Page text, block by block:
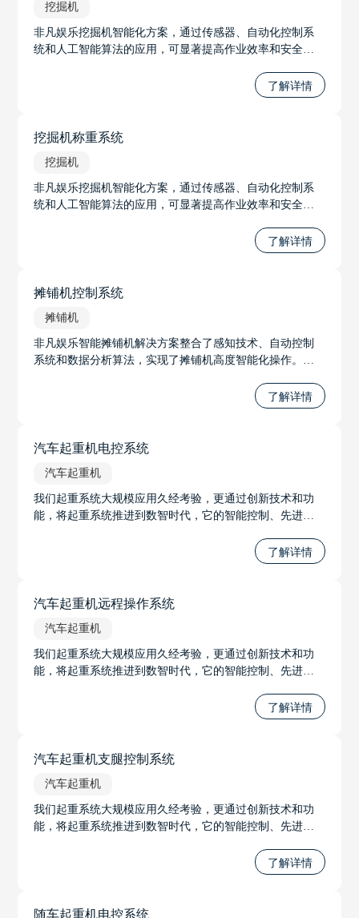
挖掘机
非凡娱乐挖掘机智能化方案，通过传感器、自动化控制系
统和人工智能算法的应用，可显著提高作业效率和安全
市场需求，随着方案的不断发展，其革新性的技术将挖掘
机从局部自动化提升到整机自动化，向着远距离操作和无
了解详情
挖掘机称重系统
挖掘机
非凡娱乐挖掘机智能化方案，通过传感器、自动化控制系
统和人工智能算法的应用，可显著提高作业效率和安全
市场需求，随着方案的不断发展，其革新性的技术将挖掘
机从局部自动化提升到整机自动化，向着远距离操作和无
了解详情
摊铺机控制系统
摊铺机
非凡娱乐智能摊铺机解决方案整合了感知技术、自动控制
系统和数据分析算法，实现了摊铺机高度智能化操作。通
了解详情
汽车起重机电控系统
汽车起重机
我们起重系统大规模应用久经考验，更通过创新技术和功
能，将起重系统推进到数智时代，它的智能控制、先进的
极大地推进起重系统的发展，并提升工作的安全性和效
率。无论是在工程建设、物流运输还是其他起重应用中，
了解详情
汽车起重机远程操作系统
汽车起重机
我们起重系统大规模应用久经考验，更通过创新技术和功
能，将起重系统推进到数智时代，它的智能控制、先进的
极大地推进起重系统的发展，并提升工作的安全性和效
率。无论是在工程建设、物流运输还是其他起重应用中，
了解详情
汽车起重机支腿控制系统
汽车起重机
我们起重系统大规模应用久经考验，更通过创新技术和功
能，将起重系统推进到数智时代，它的智能控制、先进的
极大地推进起重系统的发展，并提升工作的安全性和效
率。无论是在工程建设、物流运输还是其他起重应用中，
了解详情
随车起重机电控系统